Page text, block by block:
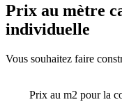
Prix au mètre
individuelle
Vous souhaitez faire
Prix au m2 pour la